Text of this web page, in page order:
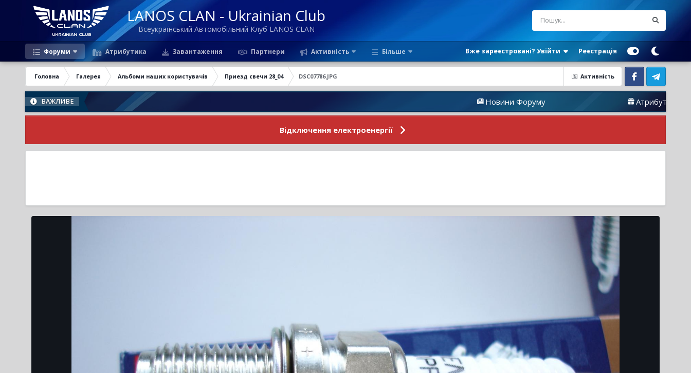
LANOS CLAN - Ukrainian Club
Всеукраїнський Автомобільний Клуб LANOS CLAN
Форуми Атрибутика Завантаження Партнери Активність Більше Вже зареєстровані? Увійти Реєстрація
Активність
Головна Галерея Альбоми наших користувачів Приезд свечи 28_04 DSC07786.JPG
Facebook Telegram
ВАЖЛИВЕ Новини Форуму Атрибутика
Відключення електроенергії